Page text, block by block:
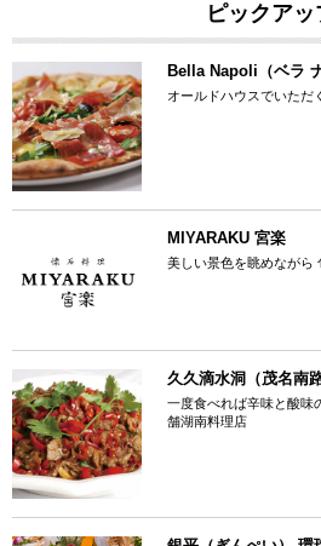
ピックアッ
Bella Napoli（ベラ
オールドハウスでいただ
MIYARAKU 宮楽
美しい景色を眺めながら
久久滴水洞（茂名南路
一度食べれば辛味と酸味
舗湖南料理店